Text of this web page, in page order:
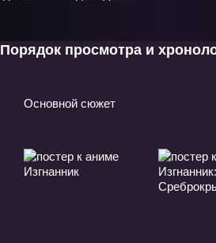
Порядок просмотра и
Основной сюжет